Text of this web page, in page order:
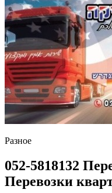
Разное
052-5818132
Перевозки